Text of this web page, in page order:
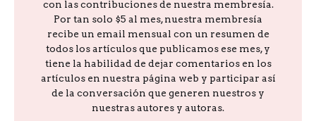
con las contribuciones de nuestra membresía.
Por tan solo $5 al mes, nuestra membresía
recibe un email mensual con un resumen de
todos los artículos que publicamos ese mes, y
tiene la habilidad de dejar comentarios en los
artículos en nuestra página web y participar así
de la conversación que generen nuestros y
nuestras autores y autoras.